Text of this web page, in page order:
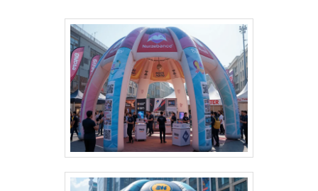
impressões exclusivas. Praticidade: Fácil transporte,
montagem e desmontagem. Durabilidade: Feitas com
materiais resistentes para uso frequente. Impacto
visual: Garantem destaque em meio a qualquer
cenário. Dê destaque à sua marca e torne seu evento
inesquecível com uma solução que combina
funcionalidade e impacto visual!